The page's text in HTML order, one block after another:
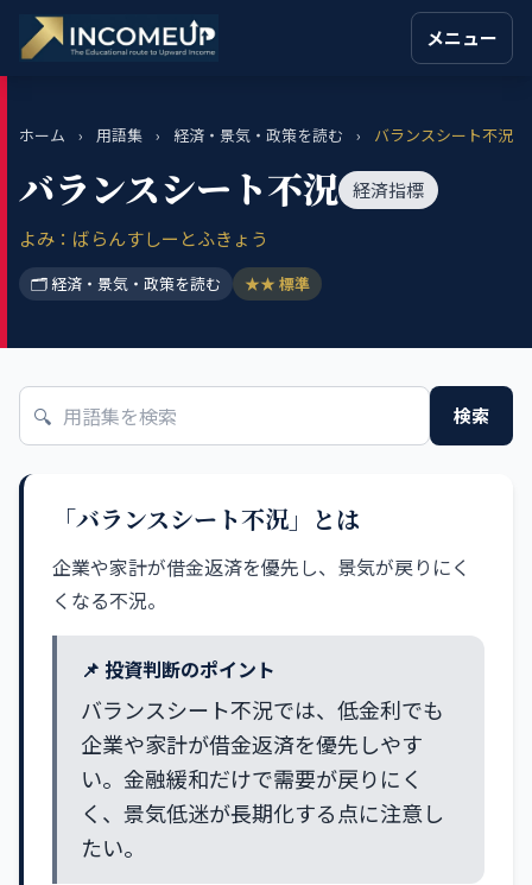
メニュー
ホーム › 用語集 › 経済・景気・政策を読む › バランスシート不況
バランスシート不況 経済指標
よみ：ばらんすしーとふきょう
🗂 経済・景気・政策を読む ★★ 標準
🔍 検索
「バランスシート不況」とは
企業や家計が借金返済を優先し、景気が戻りにく
くなる不況。
📌 投資判断のポイント
バランスシート不況では、低金利でも
企業や家計が借金返済を優先しやす
い。金融緩和だけで需要が戻りにく
く、景気低迷が長期化する点に注意し
たい。